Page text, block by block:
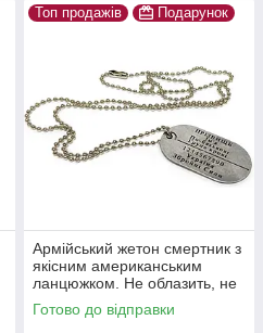
Топ продажів Подарунок
Армійський жетон смертник з
якісним американським
ланцюжком. Не облазить, не
фарбує та не дратує шию!
Оплата при отриманні.
Готово до відправки